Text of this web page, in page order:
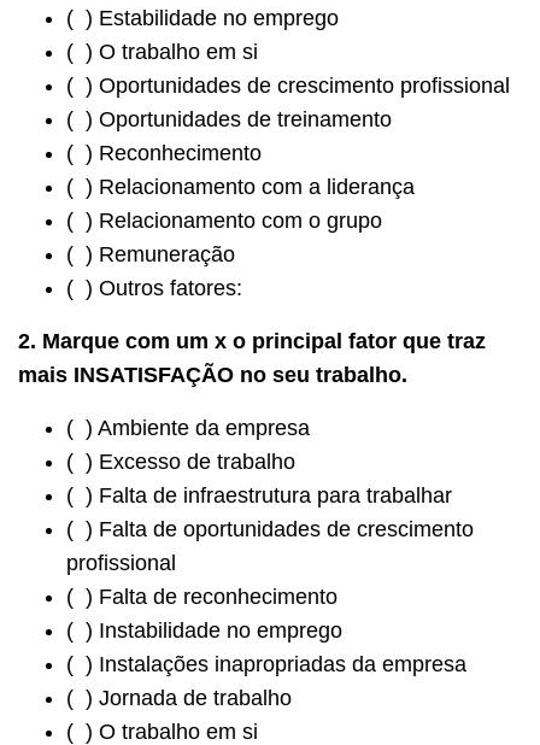
( ) Estabilidade no emprego
( ) O trabalho em si
( ) Oportunidades de crescimento profissional
( ) Oportunidades de treinamento
( ) Reconhecimento
( ) Relacionamento com a liderança
( ) Relacionamento com o grupo
( ) Remuneração
( ) Outros fatores:
2. Marque com um x o principal fator que traz
mais INSATISFAÇÃO no seu trabalho.
( ) Ambiente da empresa
( ) Excesso de trabalho
( ) Falta de infraestrutura para trabalhar
( ) Falta de oportunidades de crescimento
profissional
( ) Falta de reconhecimento
( ) Instabilidade no emprego
( ) Instalações inapropriadas da empresa
( ) Jornada de trabalho
( ) O trabalho em si